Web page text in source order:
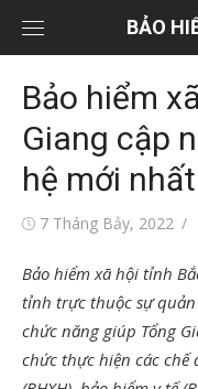
dung
BẢO
Bảo hiểm
Giang cập
hệ mới
Đăng7 Tháng Bảy, 2022
Bảo hiểm xã hội tỉnh
tỉnh trực thuộc sự quản
chức năng giúp Tổng
chức thực hiện các chế